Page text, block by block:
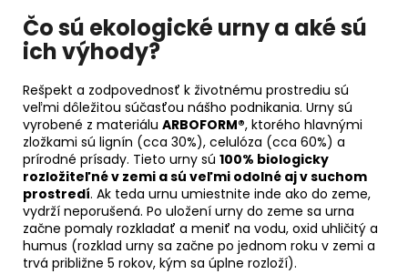
Čo sú ekologické urny a aké sú
ich výhody?
Rešpekt a zodpovednosť k životnému prostrediu sú
veľmi dôležitou súčasťou nášho podnikania. Urny sú
vyrobené z materiálu ARBOFORM®, ktorého hlavnými
zložkami sú lignín (cca 30%), celulóza (cca 60%) a
prírodné prísady. Tieto urny sú 100% biologicky
rozložiteľné v zemi a sú veľmi odolné aj v suchom
prostredí. Ak teda urnu umiestnite inde ako do zeme,
vydrží neporušená. Po uložení urny do zeme sa urna
začne pomaly rozkladať a meniť na vodu, oxid uhličitý a
humus (rozklad urny sa začne po jednom roku v zemi a
trvá približne 5 rokov, kým sa úplne rozloží).